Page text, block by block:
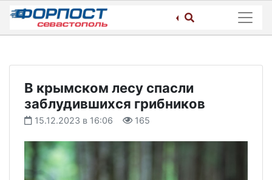
Skip
content
В крымском лесу спасли
заблудившихся грибников
15.12.2023 в 16:06 165